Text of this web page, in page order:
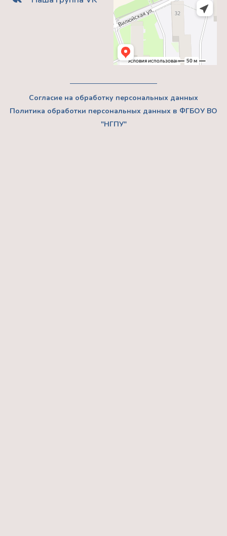
Согласие на обработку персональных данных
Политика обработки персональных данных в ФГБОУ ВО
"НГПУ"